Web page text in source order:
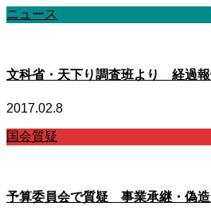
ニュース
文科省・天下り調査班より 経過
2017.02.8
国会質疑
予算委員会で質疑 事業承継・偽